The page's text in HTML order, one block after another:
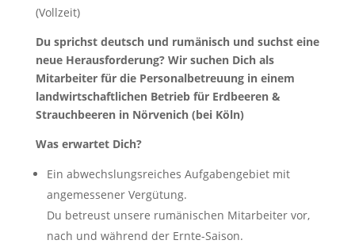
(Vollzeit)
Du sprichst deutsch und rumänisch und suchst eine
neue Herausforderung? Wir suchen Dich als
Mitarbeiter für die Personalbetreuung in einem
landwirtschaftlichen Betrieb für Erdbeeren &
Strauchbeeren in Nörvenich (bei Köln)
Was erwartet Dich?
Ein abwechslungsreiches Aufgabengebiet mit
angemessener Vergütung.
Du betreust unsere rumänischen Mitarbeiter vor,
nach und während der Ernte-Saison.